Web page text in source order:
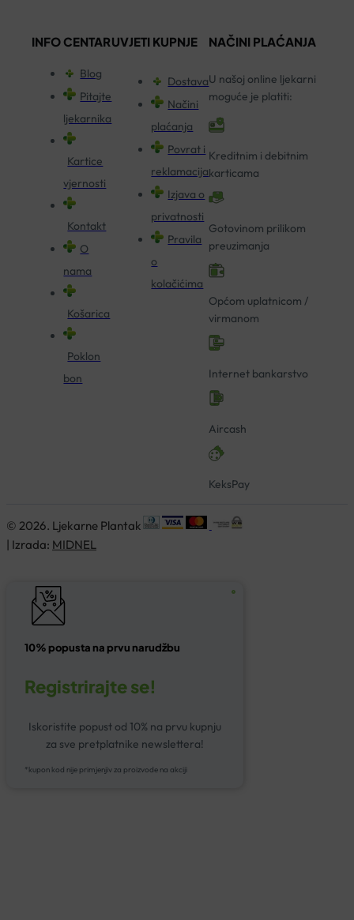
INFO CENTAR
Blog
Pitajte
ljekarnika
Kartice
vjernosti
Kontakt
O
nama
Košarica
Poklon
bon
UVJETI KUPNJE
Dostava
Načini
plaćanja
Povrat i
reklamacija
Izjava o
privatnosti
Pravila
o
kolačićima
NAČINI PLAĆANJA
U našoj online ljekarni
moguće je platiti:
Kreditnim i debitnim
karticama
Gotovinom prilikom
preuzimanja
Općom uplatnicom /
virmanom
Internet bankarstvo
Aircash
KeksPay
© 2026. Ljekarne Plantak
| Izrada: MIDNEL
10% popusta na prvu narudžbu
Registrirajte se!
Iskoristite popust od 10% na prvu kupnju
za sve pretplatnike newslettera!
*kupon kod nije primjenjiv za proizvode na akciji